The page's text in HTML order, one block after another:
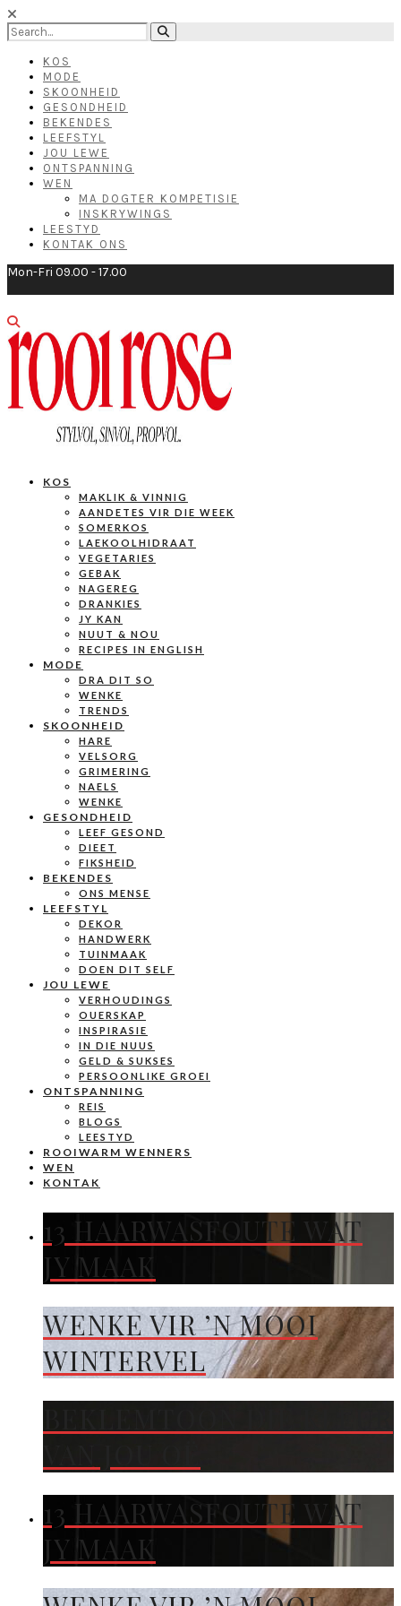
KOS
MODE
SKOONHEID
GESONDHEID
BEKENDES
LEEFSTYL
JOU LEWE
ONTSPANNING
WEN
MA DOGTER KOMPETISIE
INSKRYWINGS
LEESTYD
KONTAK ONS
Mon-Fri 09.00 - 17.00
KOS
MAKLIK & VINNIG
AANDETES VIR DIE WEEK
SOMERKOS
LAEKOOLHIDRAAT
VEGETARIES
GEBAK
NAGEREG
DRANKIES
JY KAN
NUUT & NOU
RECIPES IN ENGLISH
MODE
DRA DIT SO
WENKE
TRENDS
SKOONHEID
HARE
VELSORG
GRIMERING
NAELS
WENKE
GESONDHEID
LEEF GESOND
DIEET
FIKSHEID
BEKENDES
ONS MENSE
LEEFSTYL
DEKOR
HANDWERK
TUINMAAK
DOEN DIT SELF
JOU LEWE
VERHOUDINGS
OUERSKAP
INSPIRASIE
IN DIE NUUS
GELD & SUKSES
PERSOONLIKE GROEI
ONTSPANNING
REIS
BLOGS
LEESTYD
ROOIWARM WENNERS
WEN
KONTAK
13 HAARWASFOUTE WAT
JY MAAK
WENKE VIR ’N MOOI
WINTERVEL
13 HAARWASFOUTE WAT
JY MAAK